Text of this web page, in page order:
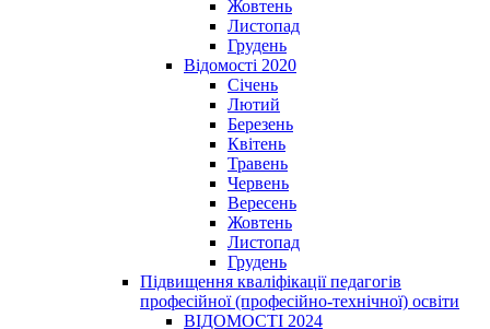
Жовтень
Листопад
Грудень
Відомості 2020
Січень
Лютий
Березень
Квітень
Травень
Червень
Вересень
Жовтень
Листопад
Грудень
Підвищення кваліфікації педагогів
професійної (професійно-технічної) освіти
ВІДОМОСТІ 2024